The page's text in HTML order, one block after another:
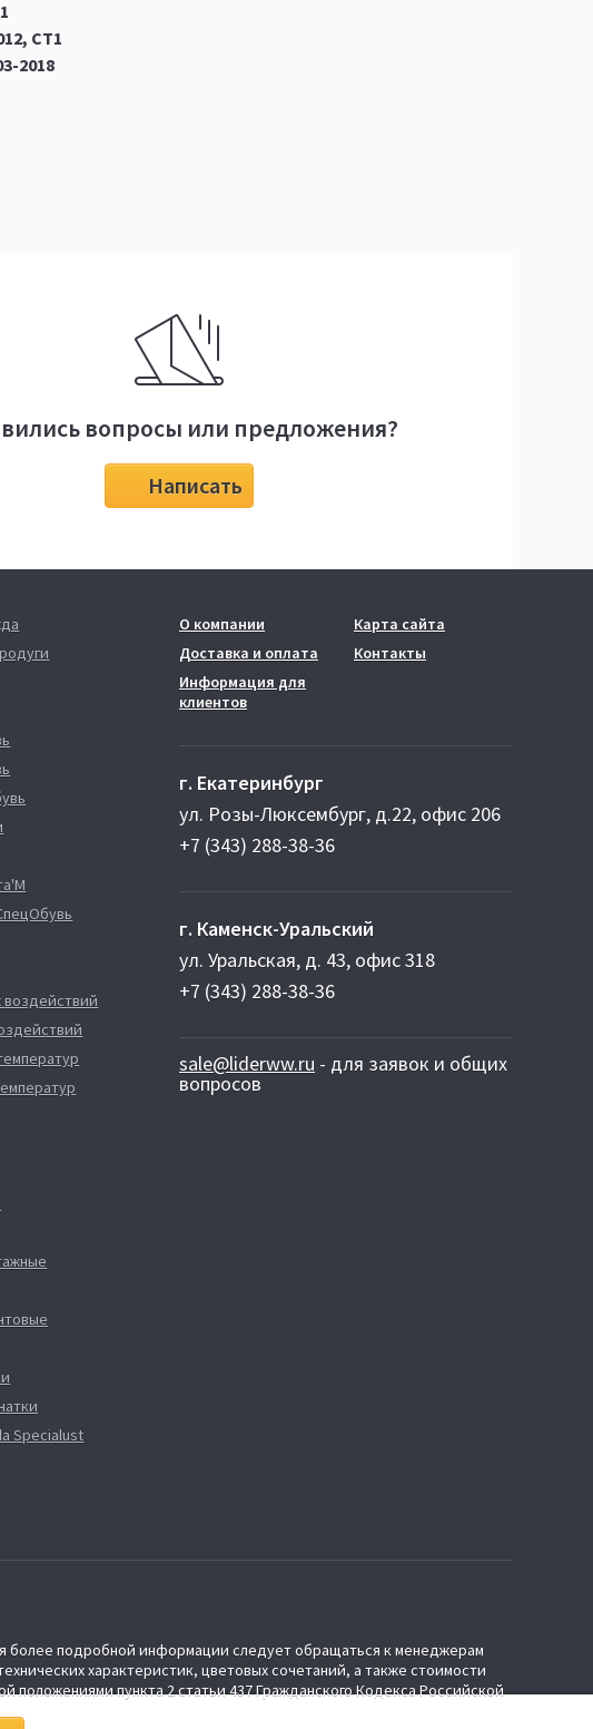
СТ1
2018
вопросы или предложения?
Написать
воздействий
Specialust
О компании
Доставка и оплата
Информация для
клиентов
Карта сайта
Контакты
г. Екатеринбург
ул. Розы-Люксембург, д.22, офис 206
+7 (343) 288-38-36
г. Каменск-Уральский
ул. Уральская, д. 43, офис 318
+7 (343) 288-38-36
sale@liderww.ru - для заявок и общих
вопросов
более подробной информации следует обращаться к менеджерам
характеристик, цветовых сочетаний, а также стоимости
пункта 2 статьи 437 Гражданского Кодекса Российской